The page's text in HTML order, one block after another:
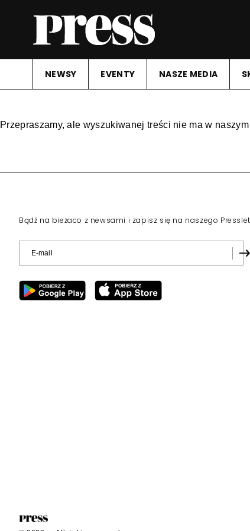
NEWSY EVENTY NASZE MEDIA
Przepraszamy, ale wyszukiwanej treści nie ma w
Bądź na bieżaco z newsami i zapisz się na naszego